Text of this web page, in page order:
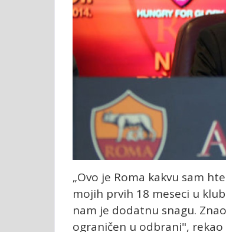
„Ovo je Roma kakvu sam
mojih prvih 18 meseci u
nam je dodatnu snagu.
ograničen u odbrani",